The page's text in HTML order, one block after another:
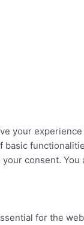
your
consent.
for the